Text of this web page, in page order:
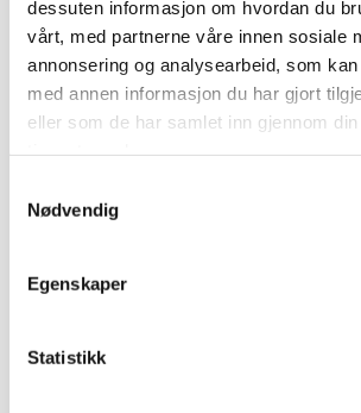
dessuten informasjon om hvordan du
vårt, med partnerne våre innen sosiale
annonsering og analysearbeid, som
med annen informasjon du har gjort
eller som de har samlet inn gjennom
Nødvendig
Egenskaper
Statistikk